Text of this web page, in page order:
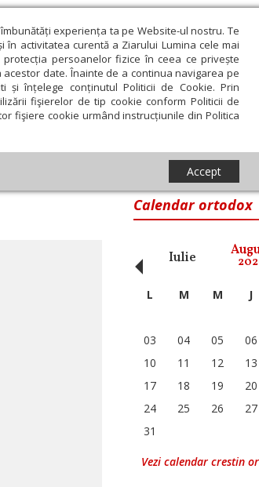
experiența ta pe Website-ul nostru. Te
activitatea curentă a Ziarului Lumina cele mai
protecția persoanelor fizice în ceea ce privește
date. Înainte de a continua navigarea pe
înțelege conținutul Politicii de Cookie. Prin
fişierelor de tip cookie conform Politicii de
fişiere cookie urmând instrucțiunile din Politica
Accept
Cultură Societate Opinii
Pilda zilei
Calendar ortodox
Iulie
‹ L M M J
03
04 05 06
10
11 12 13
17
18 19 20
24
25 26 27
31
Vezi calendar crestin